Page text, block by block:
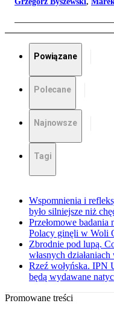
Powiązane
Polecane
Najnowsze
Tagi
Wspomnienia i
było silniejsze niż
Przełomowe
Polacy ginęli w Woli
Zbrodnie pod lupą.
własnych
Rzeź wołyńska. IPN
będą wydawane
Promowane treści